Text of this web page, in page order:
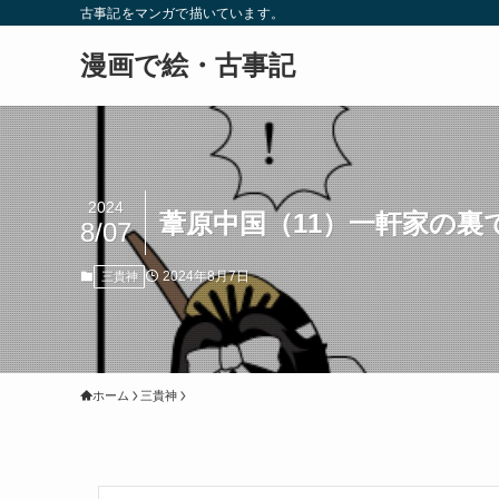
古事記をマンガで描いています。
漫画で絵・古事記
葦原中国（11）一軒家の裏
2024
8/07
三貴神 2024年8月7日
ホーム 三貴神